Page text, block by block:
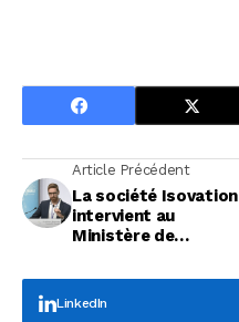
Article Précédent
La société Isovation
intervient au
Ministère de
LinkedIn